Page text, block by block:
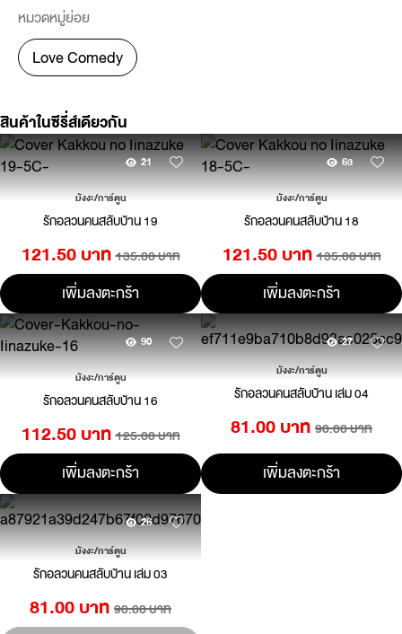
หมวดหมู่ย่อย
Love Comedy
สินค้าในซีรี่ส์เดียวกัน
21
มังงะ/การ์ตูน
รักอลวนคนสลับบ้าน 19
121.50 บาท 135.00 บาท
เพิ่มลงตะกร้า
63
มังงะ/การ์ตูน
รักอลวนคนสลับบ้าน 18
121.50 บาท 135.00 บาท
เพิ่มลงตะกร้า
90
มังงะ/การ์ตูน
รักอลวนคนสลับบ้าน 16
112.50 บาท 125.00 บาท
เพิ่มลงตะกร้า
27
มังงะ/การ์ตูน
รักอลวนคนสลับบ้าน เล่ม 04
81.00 บาท 90.00 บาท
เพิ่มลงตะกร้า
26
มังงะ/การ์ตูน
รักอลวนคนสลับบ้าน เล่ม 03
81.00 บาท 90.00 บาท